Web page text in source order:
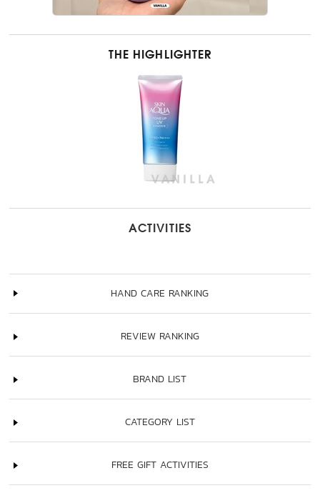
THE HIGHLIGHTER
ACTIVITIES
HAND CARE RANKING
REVIEW RANKING
BRAND LIST
CATEGORY LIST
FREE GIFT ACTIVITIES